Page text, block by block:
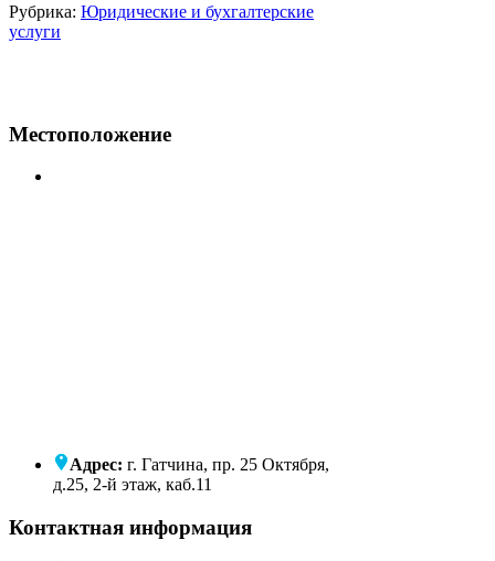
Рубрика: Юридические и бухгалтерские
услуги
Местоположение
Адрес: г. Гатчина, пр. 25 Октября,
д.25, 2-й этаж, каб.11
Контактная информация